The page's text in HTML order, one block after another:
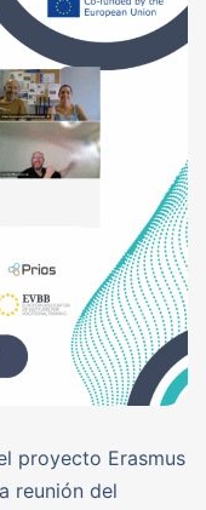
proyecto Erasmus
reunión del